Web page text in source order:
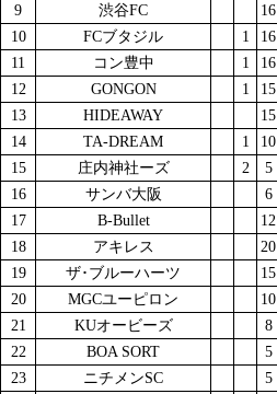
9
渋谷FC 16
10
FCブタジル 1 16
11
コン豊中 1 16
12
GONGON 1 15
13
HIDEAWAY 15
14
TA-DREAM 1 10
15
庄内神社ーズ 2 5
16
サンバ大阪 6
17
B-Bullet 12
18
アキレス 20
19
ザ･ブルーハーツ 15
20
MGCユーピロン 10
21
KUオービーズ 8
22
BOA SORT 5
23
ニチメンSC 5